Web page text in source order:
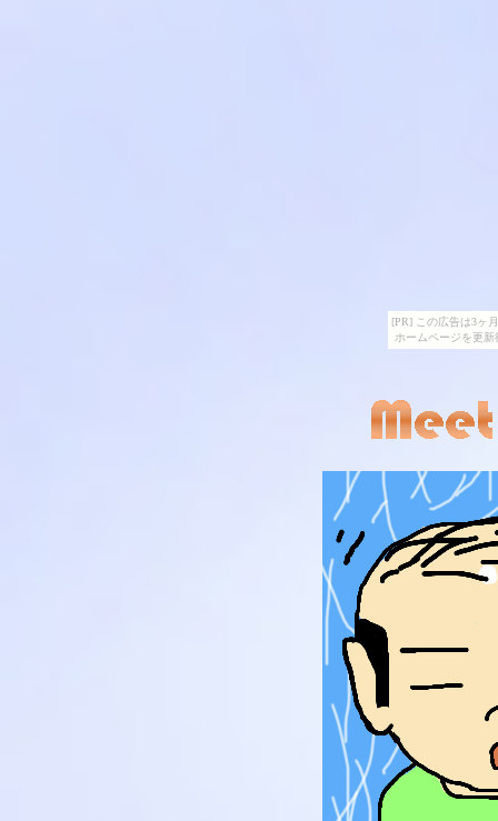
[PR] この広告は3ヶ
ホームページを更